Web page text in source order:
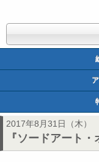
2017年8月31日（木）
『ソードアート